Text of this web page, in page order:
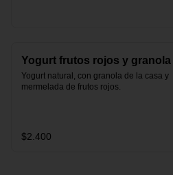
Yogurt frutos rojos y granola
Yogurt natural, con granola de la casa y
mermelada de frutos rojos.
$2.400